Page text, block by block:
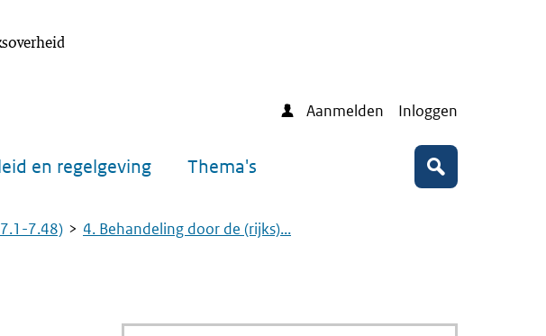
Aanmelden Inloggen
en regelgeving Thema's Zoeken
7.48)
4. Behandeling door de (rijks)...